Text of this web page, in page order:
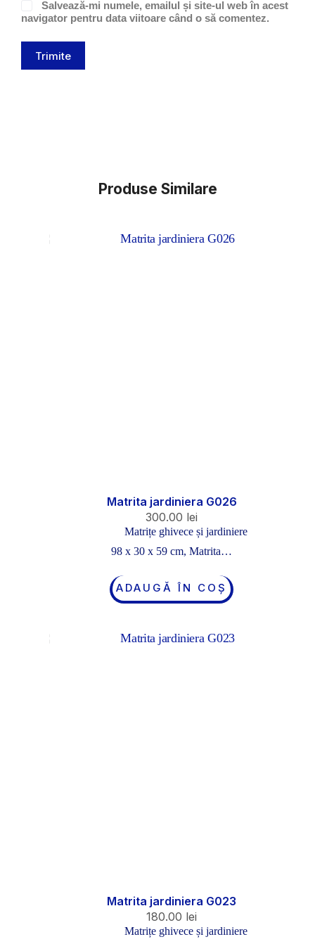
Salvează-mi numele, emailul și site-ul web în acest
navigator pentru data viitoare când o să comentez.
Trimite
Produse Similare
Matrita jardiniera G026
300.00 lei
Matrițe ghivece și jardiniere
98 x 30 x 59 cm, Matrita…
ADAUGĂ ÎN COȘ
Matrita jardiniera G023
180.00 lei
Matrițe ghivece și jardiniere